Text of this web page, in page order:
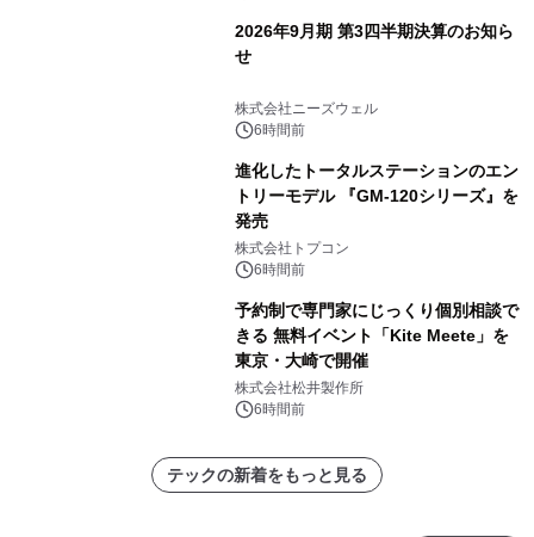
2026年9月期 第3四半期決算のお知ら
せ
株式会社ニーズウェル
6時間前
進化したトータルステーションのエン
トリーモデル 『GM-120シリーズ』を
発売
株式会社トプコン
6時間前
予約制で専門家にじっくり個別相談で
きる 無料イベント「Kite Meete」を
東京・大崎で開催
株式会社松井製作所
6時間前
テックの新着をもっと見る